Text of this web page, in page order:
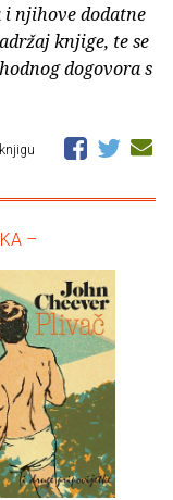
njihove dodatne
knjige, te se
dogovora s
–